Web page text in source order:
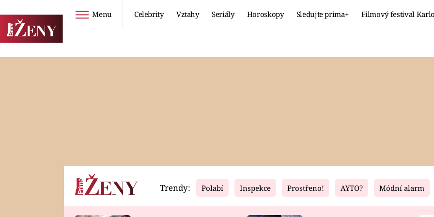
Menu Celebrity Vztahy Seriály Horoskopy Sledujte prima+ Filmový festival
Horoskopy Video Fresh Living
Trendy: Polabí Inspekce Prostřeno! AYTO? Módní alarm